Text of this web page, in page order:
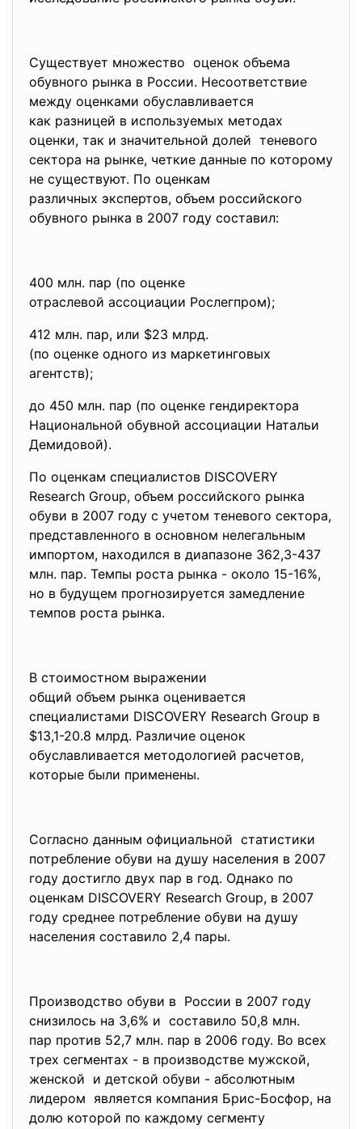
Существует множество оценок объема
обувного рынка в России. Несоответствие
между оценками обуславливается
как разницей в используемых методах
оценки, так и значительной долей теневого
сектора на рынке, четкие данные по которому
не существуют. По оценкам
различных экспертов, объем российского
обувного рынка в 2007 году составил:
400 млн. пар (по оценке
отраслевой ассоциации Рослегпром);
412 млн. пар, или $23 млрд.
(по оценке одного из маркетинговых
агентств);
до 450 млн. пар (по оценке гендиректора
Национальной обувной ассоциации Натальи
Демидовой).
По оценкам специалистов DISCOVERY
Research Group, объем российского рынка
обуви в 2007 году с учетом теневого сектора,
представленного в основном нелегальным
импортом, находился в диапазоне 362,3-437
млн. пар. Темпы роста рынка - около 15-16%,
но в будущем прогнозируется замедление
темпов роста рынка.
В стоимостном выражении
общий объем рынка оценивается
специалистами DISCOVERY Research Group в
$13,1-20.8 млрд. Различие оценок
обуславливается методологией расчетов,
которые были применены.
Согласно данным официальной статистики
потребление обуви на душу населения в 2007
году достигло двух пар в год. Однако по
оценкам DISCOVERY Research Group, в 2007
году среднее потребление обуви на душу
населения составило 2,4 пары.
Производство обуви в России в 2007 году
снизилось на 3,6% и составило 50,8 млн.
пар против 52,7 млн. пар в 2006 году. Во всех
трех сегментах - в производстве мужской,
женской и детской обуви - абсолютным
лидером является компания Брис-Босфор, на
долю которой по каждому сегменту